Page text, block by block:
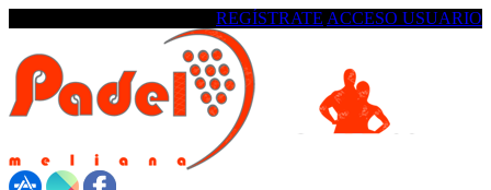
REGÍSTRATE ACCESO USUARIO